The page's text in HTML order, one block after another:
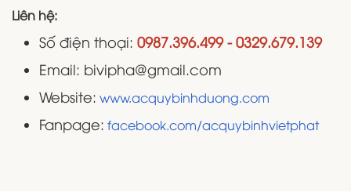
Liên hệ:
Số điện thoại: 0987.396.499 - 0329.679.139
Email: bivipha@gmail.com
Website: www.acquybinhduong.com
Fanpage: facebook.com/acquybinhvietphat